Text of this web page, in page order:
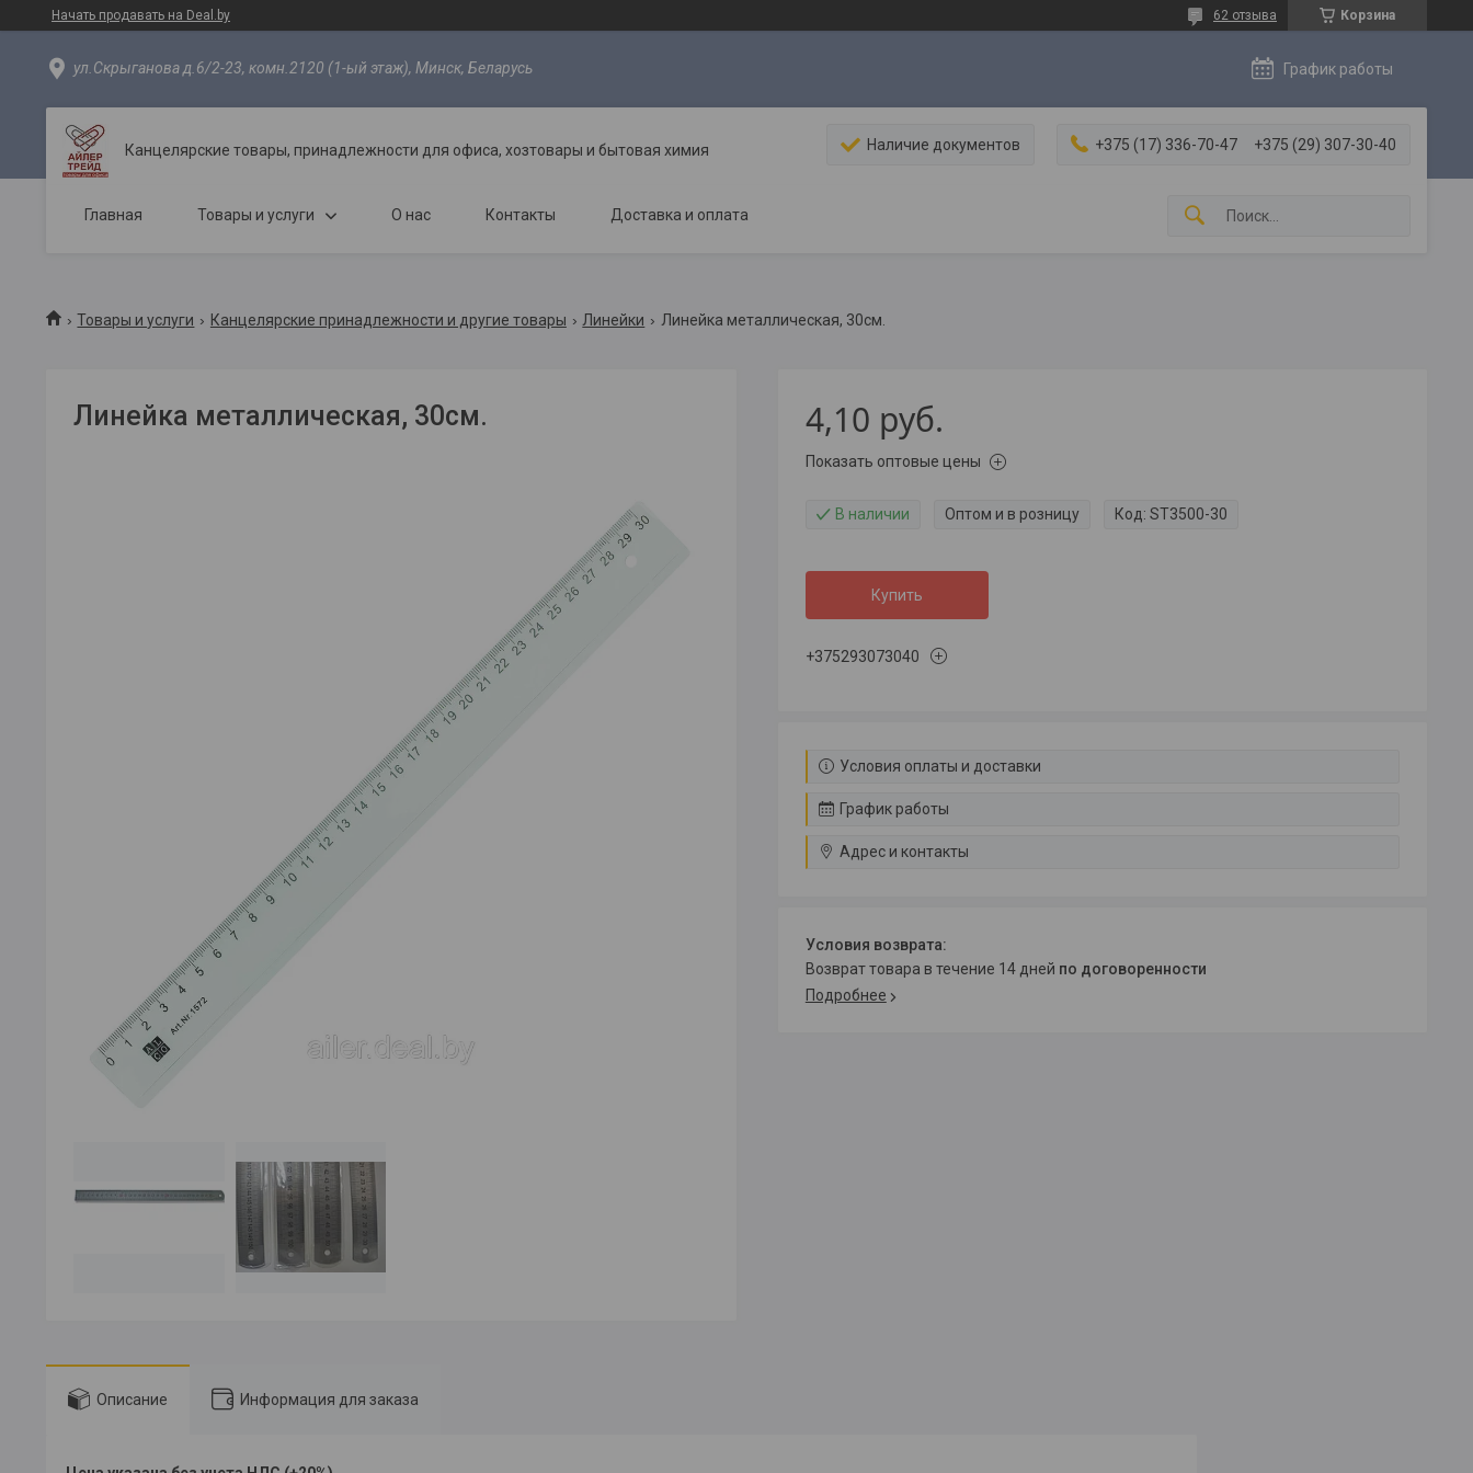
Начать продавать на Deal.by Корзина
62 отзыва
ул.Скрыганова д.6/2-23, комн.2120 (1-ый этаж), Минск, Беларусь График работы
Канцелярские товары, принадлежности для офиса, хозтовары и бытовая химия Наличие документов +375 (17) 336-70-47 +375 (29) 307-30-40
Главная Товары и услуги О нас Контакты Доставка и оплата
Товары и услуги Канцелярские принадлежности и другие товары Линейки Линейка металлическая, 30см.
Линейка металлическая, 30см. 4,10 руб.
Показать оптовые цены
В наличии Оптом и в розницу Код: ST3500-30
Купить
+375293073040
Условия оплаты и доставки
График работы
Адрес и контакты
возврат товара в течение 14 дней по договоренности
Подробнее
Описание Информация для заказа